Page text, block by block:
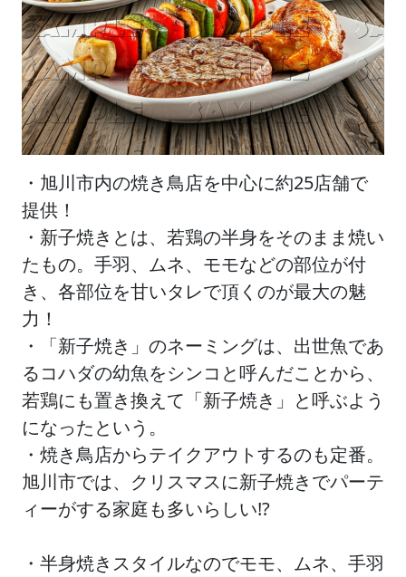
・旭川市内の焼き鳥店を中心に約25店舗で
提供！
・新子焼きとは、若鶏の半身をそのまま焼い
たもの。手羽、ムネ、モモなどの部位が付
き、各部位を甘いタレで頂くのが最大の魅
力！
・「新子焼き」のネーミングは、出世魚であ
るコハダの幼魚をシンコと呼んだことから、
若鶏にも置き換えて「新子焼き」と呼ぶよう
になったという。
・焼き鳥店からテイクアウトするのも定番。
旭川市では、クリスマスに新子焼きでパーテ
ィーがする家庭も多いらしい!?
・半身焼きスタイルなのでモモ、ムネ、手羽